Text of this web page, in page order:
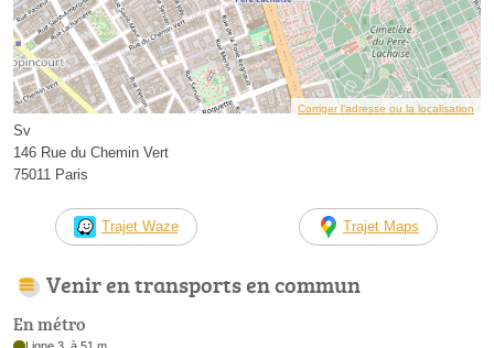
Corriger l’adresse ou la localisation
Sv
146 Rue du Chemin Vert
75011 Paris
Trajet Waze Trajet Maps
Venir en transports en commun
En métro